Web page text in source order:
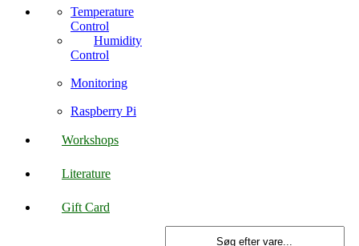
Temperature
Control
Humidity
Control
Monitoring
Raspberry Pi
Workshops
Literature
Gift Card